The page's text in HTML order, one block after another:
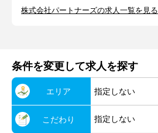
株式会社パートナーズの求人一覧を見る
条件を変更して求人を探す
エリア 指定しない
こだわり 指定しない